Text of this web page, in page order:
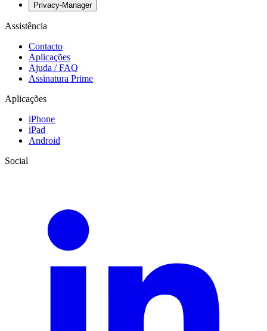
Privacy-Manager
Assistência
Contacto
Aplicações
Ajuda / FAQ
Assinatura Prime
Aplicações
iPhone
iPad
Android
Social